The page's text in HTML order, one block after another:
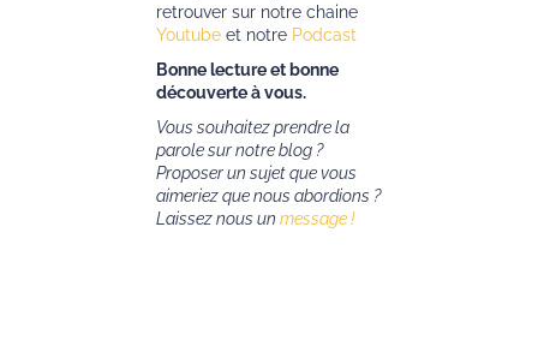
retrouver sur notre chaine
Youtube et notre Podcast
Bonne lecture et bonne
découverte à vous.
Vous souhaitez prendre la
parole sur notre blog ?
Proposer un sujet que vous
aimeriez que nous abordions ?
Laissez nous un message !